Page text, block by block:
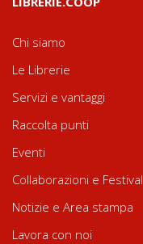
Chi siamo
Le Librerie
Servizi e vantaggi
Raccolta punti
Eventi
Collaborazioni e Festival
Notizie e Area stampa
Lavora con noi